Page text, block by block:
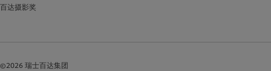
百达摄影奖
©2026 瑞士百达集团